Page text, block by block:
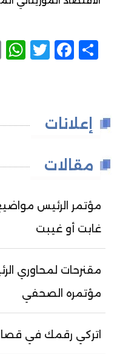
Share
إعلانات
مقالات
مؤتمر الرئيس
غابت أو غيبت
مقنرحات لمحاوري
مؤتمره الصحفي
اتركي رقمك في